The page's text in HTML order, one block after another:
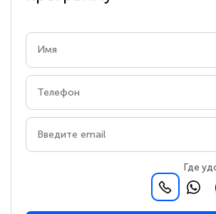
Где